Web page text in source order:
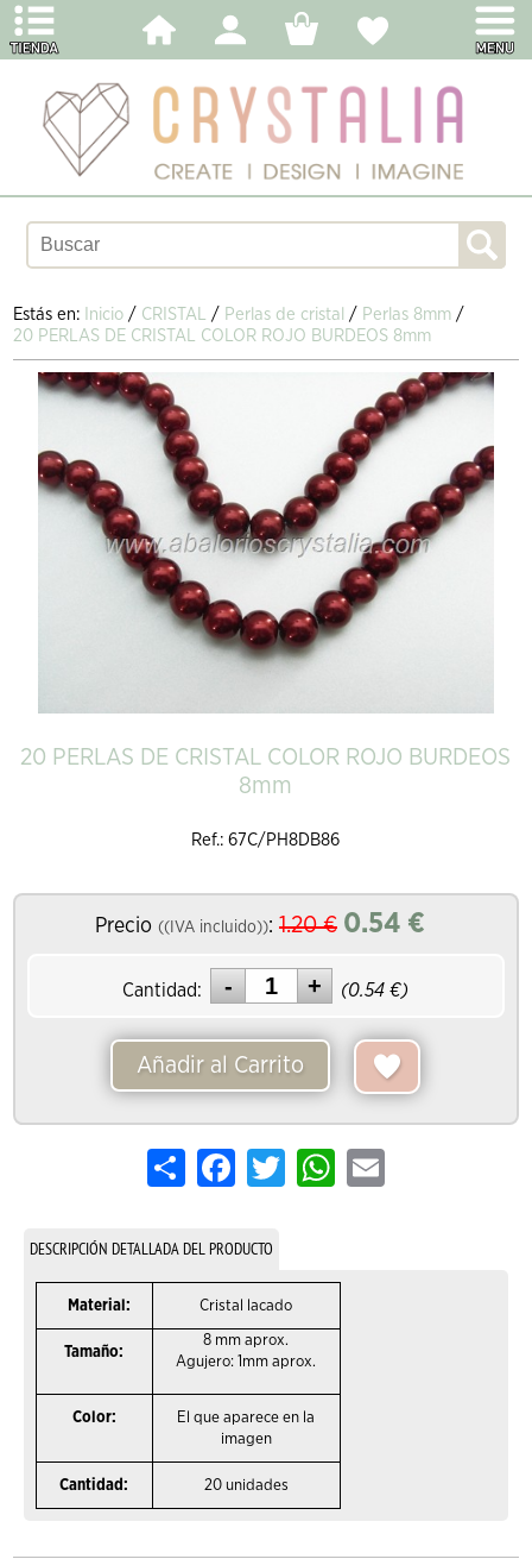
Estás en: Inicio / CRISTAL / Perlas de cristal / Perlas 8mm /
20 PERLAS DE CRISTAL COLOR ROJO BURDEOS 8mm
20 PERLAS DE CRISTAL COLOR ROJO BURDEOS
8mm
Ref.: 67C/PH8DB86
Precio ((IVA incluido)): 1.20€ 0.54 €
Cantidad: (0.54 €)
Añadir al Carrito
Share FacebookTwitterWhatsApp
Email
DESCRIPCIÓN DETALLADA DEL PRODUCTO
Material: Cristal lacado
Tamaño:
8 mm aprox.
Agujero: 1mm aprox.
Color:
El que aparece en la
imagen
Cantidad: 20 unidades